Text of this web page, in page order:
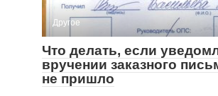
Другое
Что делать, если
вручении заказного
не пришло